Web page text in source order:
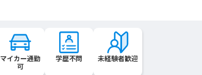
マイカー通勤
可
学歴不問 未経験者歓迎